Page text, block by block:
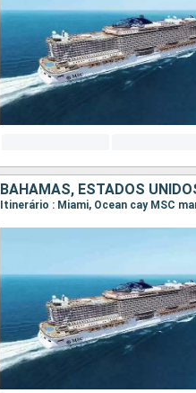
BAHAMAS, ESTADOS
Itinerário : Miami, Ocean cay MSC